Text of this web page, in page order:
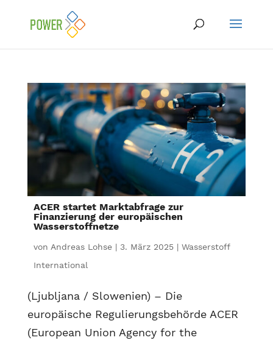
ACER startet Marktabfrage zur
Finanzierung der europäischen
Wasserstoffnetze
von Andreas Lohse| 3. März 2025| Wasserstoff
International
(Ljubljana / Slowenien) – Die
europäische Regulierungsbehörde ACER
(European Union Agency for the